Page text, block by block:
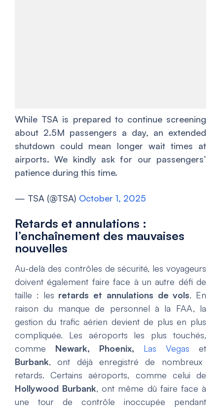
While TSA is prepared to continue screening
about 2.5M passengers a day, an extended
shutdown could mean longer wait times at
airports. We kindly ask for our passengers’
patience during this time.
— TSA (@TSA) October 1, 2025
Retards et annulations :
l’enchaînement des mauvaises
nouvelles
Au-delà des contrôles de sécurité, les voyageurs
doivent également faire face à un autre défi de
taille : les retards et annulations de vols. En
raison du manque de personnel à la FAA, la
gestion du trafic aérien devient de plus en plus
compliquée. Les aéroports les plus touchés,
comme Newark, Phoenix, Las Vegas et
Burbank, ont déjà enregistré de nombreux
retards. Certains aéroports, comme celui de
Hollywood Burbank, ont même dû faire face à
une tour de contrôle inoccupée pendant